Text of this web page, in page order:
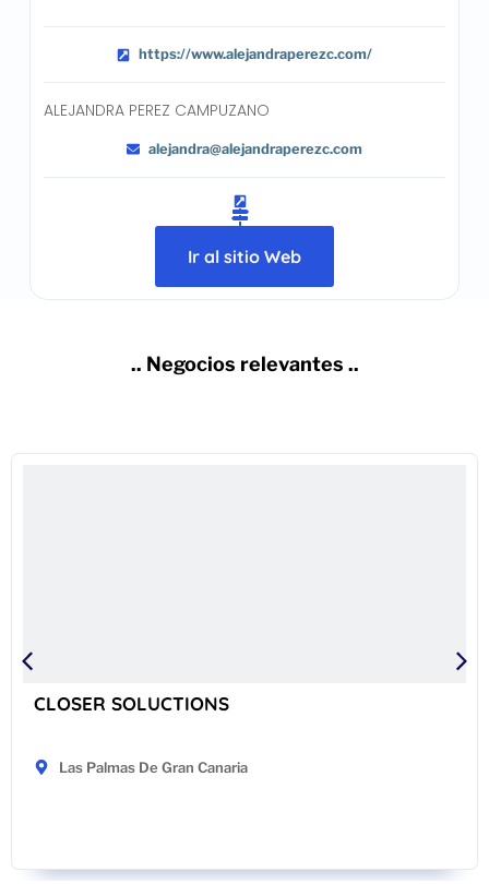
https://www.alejandraperezc.com/
ALEJANDRA PEREZ CAMPUZANO
alejandra@alejandraperezc.com
Ir al sitio Web
.. Negocios relevantes ..
CLOSER SOLUCTIONS
Las Palmas De Gran Canaria